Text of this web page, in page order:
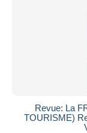
Revue: La
TOURISME)